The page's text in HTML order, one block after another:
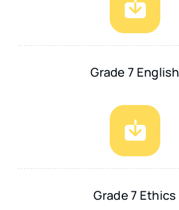
Grade 7 English
Grade 7 Ethics